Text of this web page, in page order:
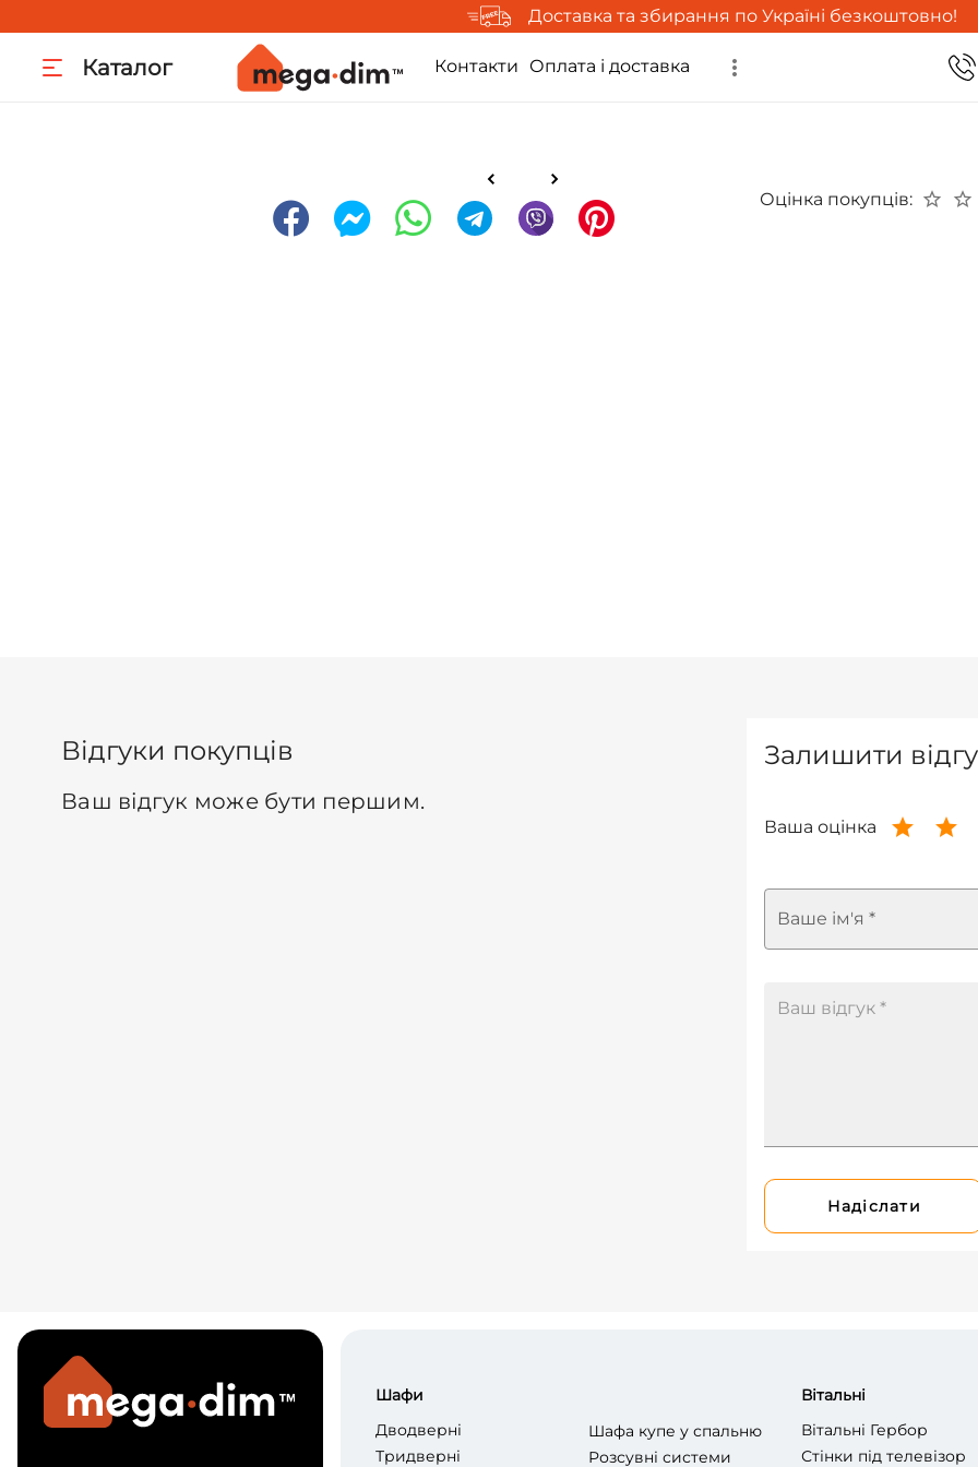
Доставка та збирання по Україні безкоштовно!
Каталог Контакти Оплата і доставка
Оцінка покупців:
Відгуки покупців
Ваш відгук може бути першим.
Залишити
Ваша оцінка
Ваше ім'я *
Надіслати
Шафи
Дводверні
Тридверні
Шафа купе у спальню
Розсувні системи
Вітальні
Вітальні Гербор
Стінки під телевізор